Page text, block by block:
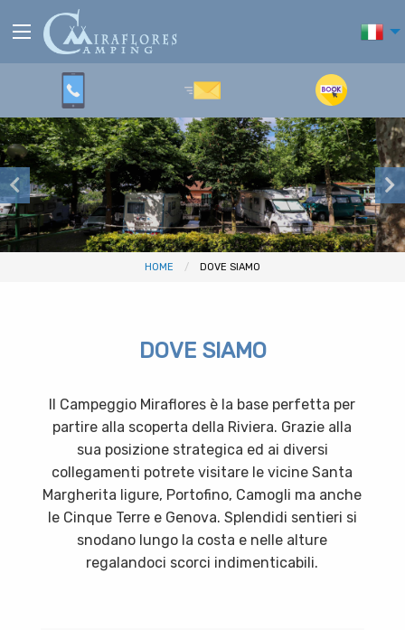
HOME DOVE SIAMO
DOVE SIAMO
Il Campeggio Miraflores è la base perfetta per
partire alla scoperta della Riviera. Grazie alla
sua posizione strategica ed ai diversi
collegamenti potrete visitare le vicine Santa
Margherita ligure, Portofino, Camogli ma anche
le Cinque Terre e Genova. Splendidi sentieri si
snodano lungo la costa e nelle alture
regalandoci scorci indimenticabili.